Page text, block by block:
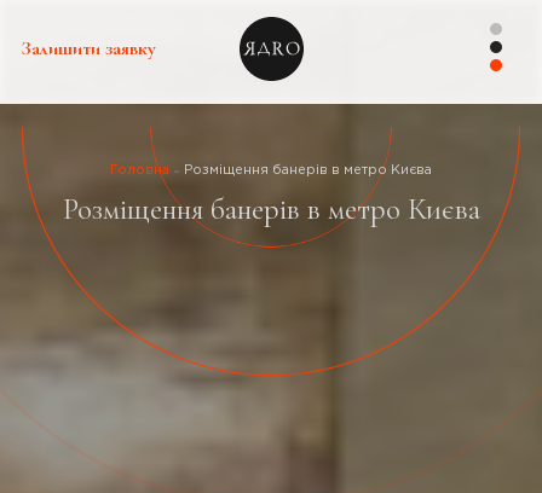
Залишити заявку
Головна Розміщення банерів в метро Києва
Розміщення банерів в метро Києва